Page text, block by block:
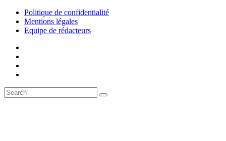
Politique de confidentialité
Mentions légales
Equipe de rédacteurs